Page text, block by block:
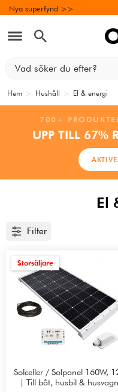
Nya superfynd >>
Hem > Hushåll > El & energi
700+
UPP TILL 67%
El
Filter
Storsäljare
Solceller / Solpanel 160W,
| Till båt, husbil & husvagn